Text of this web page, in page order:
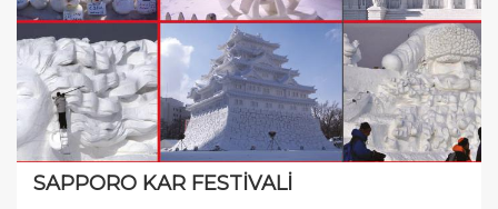
SAPPORO KAR FESTİVALİ